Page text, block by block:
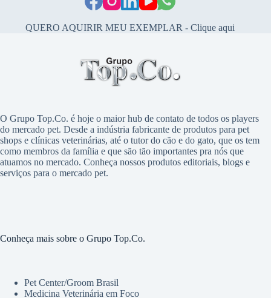
QUERO AQUIRIR MEU EXEMPLAR - Clique aqui
O Grupo Top.Co. é hoje o maior hub de contato de todos os players
do mercado pet. Desde a indústria fabricante de produtos para pet
shops e clínicas veterinárias, até o tutor do cão e do gato, que os tem
como membros da família e que são tão importantes pra nós que
atuamos no mercado. Conheça nossos produtos editoriais, blogs e
serviços para o mercado pet.
Conheça mais sobre o Grupo Top.Co.
Pet Center/Groom Brasil
Medicina Veterinária em Foco